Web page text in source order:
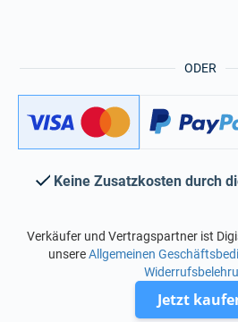
ODER
Keine Zusatzkosten durch
Verkäufer und Vertragspartner ist
unsereAllgemeinen
Jetzt